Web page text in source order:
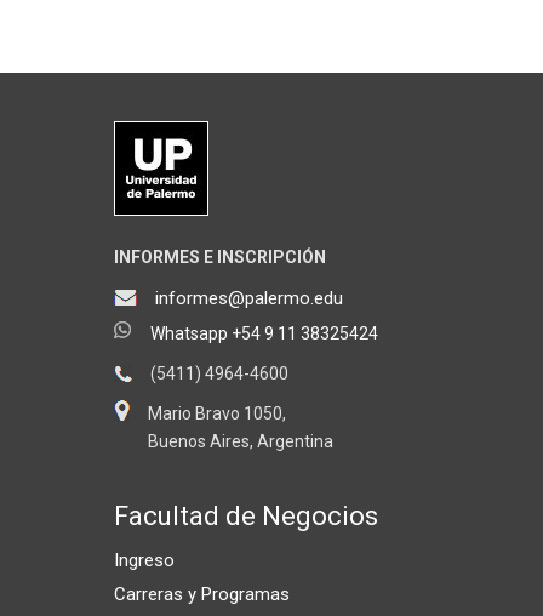
INFORMES E INSCRIPCIÓN
informes@palermo.edu
Whatsapp +54 9 11 38325424
(5411) 4964-4600
Mario Bravo 1050,
Buenos Aires, Argentina
Facultad de Negocios
Ingreso
Carreras y Programas